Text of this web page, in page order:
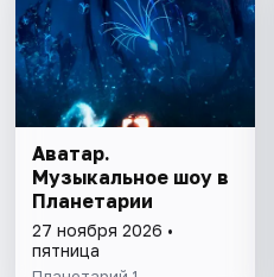
Аватар.
Музыкальное шоу в
Планетарии
27 ноября 2026 •
пятница